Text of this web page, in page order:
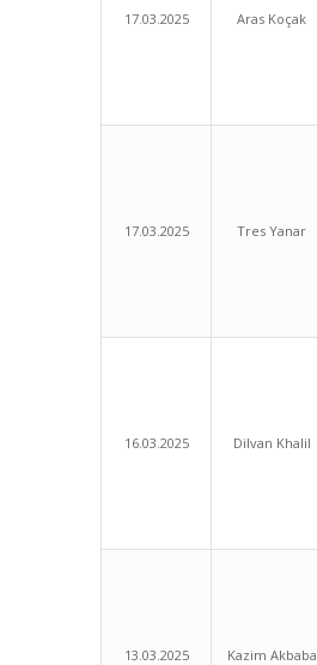
17.03.2025 Aras Koçak
17.03.2025 Tres Yanar
16.03.2025 Dilvan Khalil
13.03.2025 Kazim Akbaba